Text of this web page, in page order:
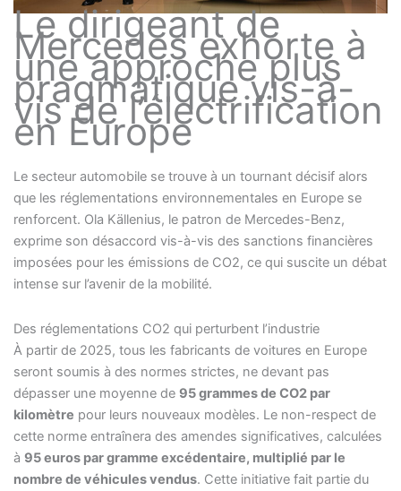
Le dirigeant de
Mercedes exhorte à
une approche plus
pragmatique vis-à-
vis de l’électrification
en Europe
Le secteur automobile se trouve à un tournant décisif alors
que les réglementations environnementales en Europe se
renforcent. Ola Källenius, le patron de Mercedes-Benz,
exprime son désaccord vis-à-vis des sanctions financières
imposées pour les émissions de CO2, ce qui suscite un débat
intense sur l’avenir de la mobilité.
Des réglementations CO2 qui perturbent l’industrie
À partir de 2025, tous les fabricants de voitures en Europe
seront soumis à des normes strictes, ne devant pas
dépasser une moyenne de 95 grammes de CO2 par
kilomètre pour leurs nouveaux modèles. Le non-respect de
cette norme entraînera des amendes significatives, calculées
à 95 euros par gramme excédentaire, multiplié par le
nombre de véhicules vendus. Cette initiative fait partie du